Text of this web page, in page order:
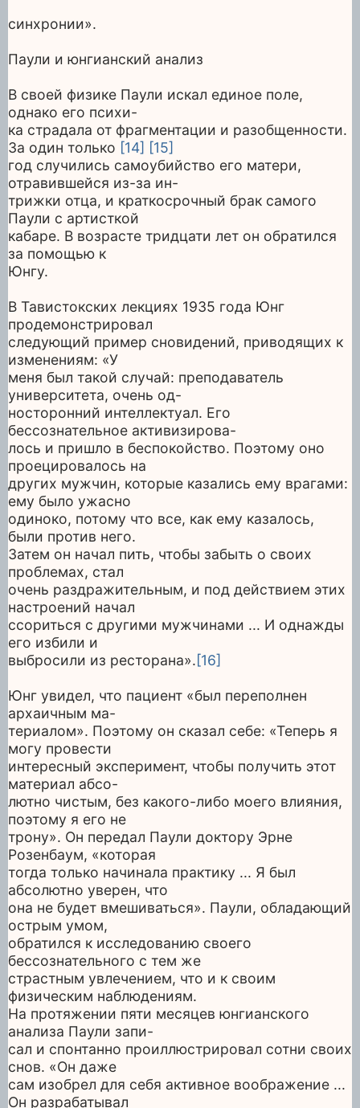
синхронии».
Паули и юнгианский анализ
В своей физике Паули искал единое поле,
однако его психи-
ка страдала от фрагментации и разобщенности.
За один только [14] [15]
год случились самоубийство его матери,
отравившейся из-за ин-
трижки отца, и краткосрочный брак самого
Паули с артисткой
кабаре. В возрасте тридцати лет он обратился
за помощью к
Юнгу.
В Тавистокских лекциях 1935 года Юнг
продемонстрировал
следующий пример сновидений, приводящих к
изменениям: «У
меня был такой случай: преподаватель
университета, очень од-
носторонний интеллектуал. Его
бессознательное активизирова-
лось и пришло в беспокойство. Поэтому оно
проецировалось на
других мужчин, которые казались ему врагами:
ему было ужасно
одиноко, потому что все, как ему казалось,
были против него.
Затем он начал пить, чтобы забыть о своих
проблемах, стал
очень раздражительным, и под действием этих
настроений начал
ссориться с другими мужчинами ... И однажды
его избили и
выбросили из ресторана».[16]
Юнг увидел, что пациент «был переполнен
архаичным ма-
териалом». Поэтому он сказал себе: «Теперь я
могу провести
интересный эксперимент, чтобы получить этот
материал абсо-
лютно чистым, без какого-либо моего влияния,
поэтому я его не
трону». Он передал Паули доктору Эрне
Розенбаум, «которая
тогда только начинала практику ... Я был
абсолютно уверен, что
она не будет вмешиваться». Паули, обладающий
острым умом,
обратился к исследованию своего
бессознательного с тем же
страстным увлечением, что и к своим
физическим наблюдениям.
На протяжении пяти месяцев юнгианского
анализа Паули запи-
сал и спонтанно проиллюстрировал сотни своих
снов. «Он даже
сам изобрел для себя активное воображение ...
Он разрабатывал